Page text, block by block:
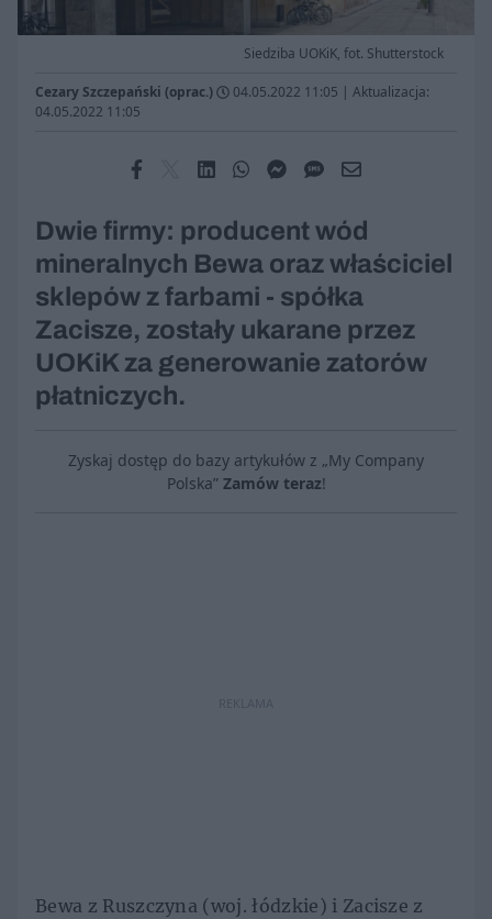
Siedziba UOKiK, fot. Shutterstock
Cezary Szczepański (oprac.) 04.05.2022 11:05 | Aktualizacja:
04.05.2022 11:05
Dwie firmy: producent wód
mineralnych Bewa oraz właściciel
sklepów z farbami - spółka
Zacisze, zostały ukarane przez
UOKiK za generowanie zatorów
płatniczych.
Zyskaj dostęp do bazy artykułów z „My Company
Polska” Zamów teraz!
REKLAMA
Bewa z Ruszczyna (woj. łódzkie) i Zacisze z